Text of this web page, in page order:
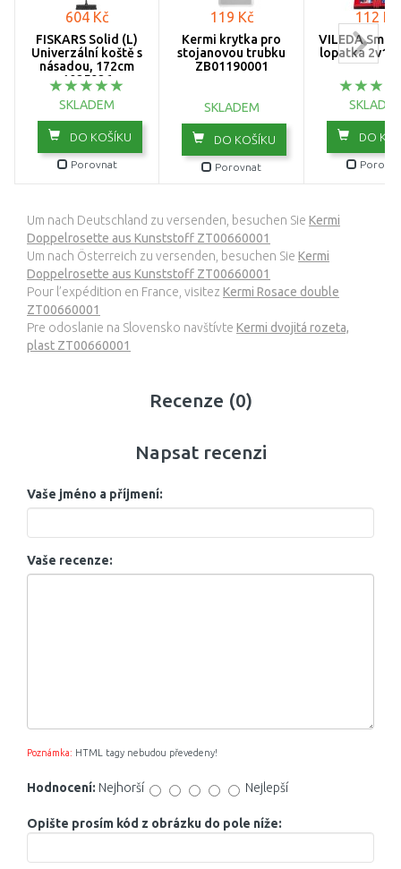
604 Kč
FISKARS Solid (L)
Univerzální koště s
násadou, 172cm
1025926
SKLADEM
DO KOŠÍKU
Porovnat
119 Kč
Kermi krytka pro
stojanovou trubku
ZB01190001
SKLADEM
DO KOŠÍKU
Porovnat
112 Kč
VILEDA
lopatka 2v1
DO
Um nach Deutschland zu versenden, besuchen Sie Kermi
Doppelrosette aus Kunststoff ZT00660001
Um nach Österreich zu versenden, besuchen Sie Kermi
Doppelrosette aus Kunststoff ZT00660001
Pour l’expédition en France, visitez Kermi Rosace double
ZT00660001
Pre odoslanie na Slovensko navštívte Kermi dvojitá rozeta,
plast ZT00660001
Recenze (0)
Napsat recenzi
Vaše jméno a příjmení:
Vaše recenze:
Poznámka: HTML tagy nebudou převedeny!
Hodnocení: Nejhorší Nejlepší
Opište prosím kód z obrázku do pole níže: